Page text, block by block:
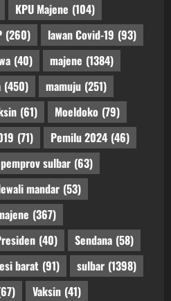
KPU Majene (104)
(260) lawan Covid-19 (93)
(40) majene (1384)
(450) mamuju (251)
(61) Moeldoko (79)
(71) Pemilu 2024 (46)
pemprov sulbar (63)
mandar (53)
(367)
(40) Sendana (58)
barat (91) sulbar (1398)
Vaksin (41)